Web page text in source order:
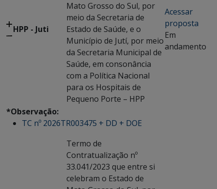
HPP - Juti
Mato Grosso do Sul, por
meio da Secretaria de
Estado de Saúde, e o
Município de Jutí, por meio
da Secretaria Municipal de
Saúde, em consonância
com a Política Nacional
para os Hospitais de
Pequeno Porte – HPP
Acessar
proposta
Em
andamento
*Observação:
TC nº 2026TR003475 + DD + DOE
Termo de
Contratualização nº
33.041/2023 que entre si
celebram o Estado de